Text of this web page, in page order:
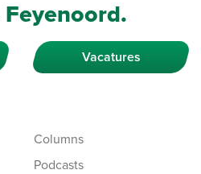
Feyenoord.
Vacatures
Columns
Podcasts